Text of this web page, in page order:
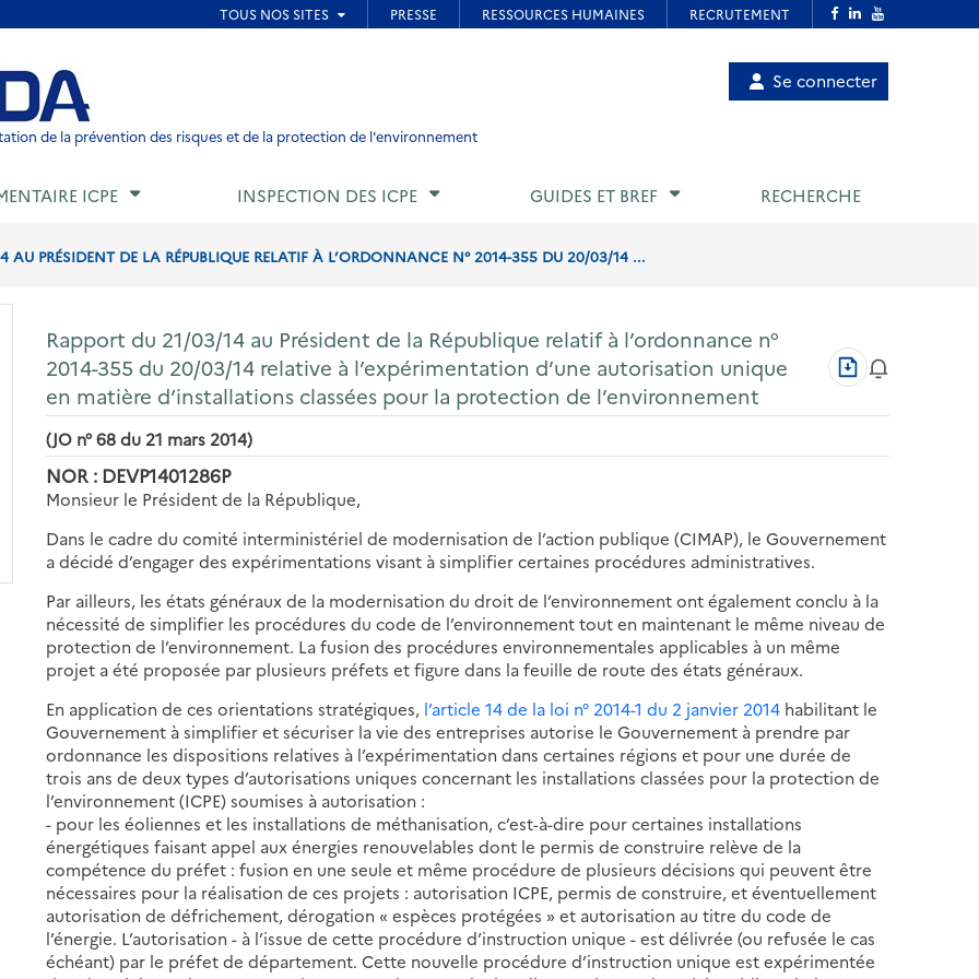
de page
de la prévention des risques et de la protection de l'environnement
Menu
utilisateur
Se connecter
ICPE INSPECTION DES ICPE GUIDES ET BREF RECHERCHE
AU PRÉSIDENT DE LA RÉPUBLIQUE RELATIF À L’ORDONNANCE N° 2014-355 DU 20/03/14 ...
Rapport du 21/03/14 au Président de la République relatif à l’ordonnance n°
2014-355 du 20/03/14 relative à l’expérimentation d’une autorisation unique
en matière d’installations classées pour la protection de l’environnement
Télécharger
au
(JO n° 68 du 21 mars 2014)
NOR : DEVP1401286P
Monsieur le Président de la République,
Dans le cadre du comité interministériel de modernisation de l’action publique (CIMAP), le Gouvernement
a décidé d’engager des expérimentations visant à simplifier certaines procédures administratives.
Par ailleurs, les états généraux de la modernisation du droit de l’environnement ont également conclu à la
nécessité de simplifier les procédures du code de l’environnement tout en maintenant le même niveau de
protection de l’environnement. La fusion des procédures environnementales applicables à un même
projet a été proposée par plusieurs préfets et figure dans la feuille de route des états généraux.
En application de ces orientations stratégiques, l’article 14 de la loi n° 2014-1 du 2 janvier 2014 habilitant le
Gouvernement à simplifier et sécuriser la vie des entreprises autorise le Gouvernement à prendre par
ordonnance les dispositions relatives à l’expérimentation dans certaines régions et pour une durée de
trois ans de deux types d’autorisations uniques concernant les installations classées pour la protection de
l’environnement (ICPE) soumises à autorisation :
- pour les éoliennes et les installations de méthanisation, c’est-à-dire pour certaines installations
énergétiques faisant appel aux énergies renouvelables dont le permis de construire relève de la
compétence du préfet : fusion en une seule et même procédure de plusieurs décisions qui peuvent être
nécessaires pour la réalisation de ces projets : autorisation ICPE, permis de construire, et éventuellement
autorisation de défrichement, dérogation « espèces protégées » et autorisation au titre du code de
l’énergie. L’autorisation - à l’issue de cette procédure d’instruction unique - est délivrée (ou refusée le cas
échéant) par le préfet de département. Cette nouvelle procédure d’instruction unique est expérimentée